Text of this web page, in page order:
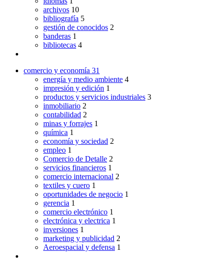
archivos 10
bibliografía 5
gestión de conocidos 2
banderas 1
bibliotecas 4
comercio y economía 31
energía y medio ambiente 4
impresión y edición 1
productos y servicios industriales 3
inmobiliario 2
contabilidad 2
minas y forrajes 1
química 1
economía y sociedad 2
empleo 1
Comercio de Detalle 2
servicios financieros 1
comercio internacional 2
textiles y cuero 1
oportunidades de negocio 1
gerencia 1
comercio electrónico 1
electrónica y electrica 1
inversiones 1
marketing y publicidad 2
Aeroespacial y defensa 1